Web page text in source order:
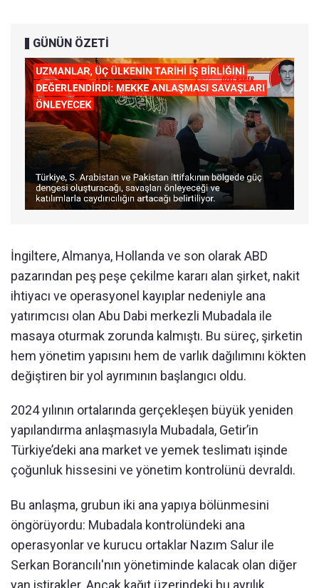
GÜNÜN ÖZETİ
İngiltere, Almanya, Hollanda ve son olarak ABD
pazarından peş peşe çekilme kararı alan şirket, nakit
ihtiyacı ve operasyonel kayıplar nedeniyle ana
yatırımcısı olan Abu Dabi merkezli Mubadala ile
masaya oturmak zorunda kalmıştı. Bu süreç, şirketin
hem yönetim yapısını hem de varlık dağılımını kökten
değiştiren bir yol ayrımının başlangıcı oldu.
2024 yılının ortalarında gerçekleşen büyük yeniden
yapılandırma anlaşmasıyla Mubadala, Getir’in
Türkiye’deki ana market ve yemek teslimatı işinde
çoğunluk hissesini ve yönetim kontrolünü devraldı.
Bu anlaşma, grubun iki ana yapıya bölünmesini
öngörüyordu: Mubadala kontrolündeki ana
operasyonlar ve kurucu ortaklar Nazım Salur ile
Serkan Borancılı'nın yönetiminde kalacak olan diğer
yan iştirakler. Ancak kağıt üzerindeki bu ayrılık,